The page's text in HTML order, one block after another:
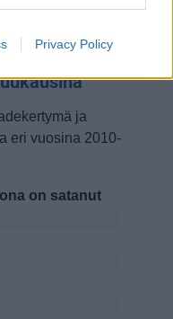
Privacy Policy
ja
eri vuosina 2010-
on satanut